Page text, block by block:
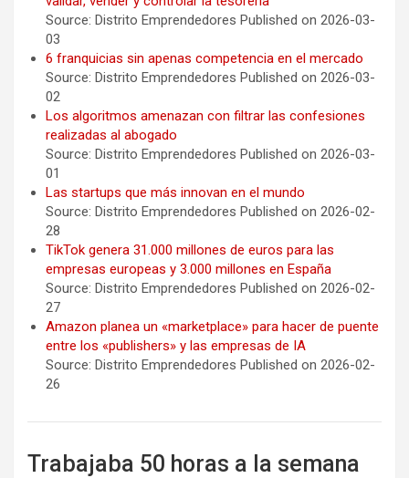
Source: Distrito Emprendedores Published on 2026-03-
03
6 franquicias sin apenas competencia en el mercado
Source: Distrito Emprendedores Published on 2026-03-
02
Los algoritmos amenazan con filtrar las confesiones
realizadas al abogado
Source: Distrito Emprendedores Published on 2026-03-
01
Las startups que más innovan en el mundo
Source: Distrito Emprendedores Published on 2026-02-
28
TikTok genera 31.000 millones de euros para las
empresas europeas y 3.000 millones en España
Source: Distrito Emprendedores Published on 2026-02-
27
Amazon planea un «marketplace» para hacer de puente
entre los «publishers» y las empresas de IA
Source: Distrito Emprendedores Published on 2026-02-
26
Trabajaba 50 horas a la semana